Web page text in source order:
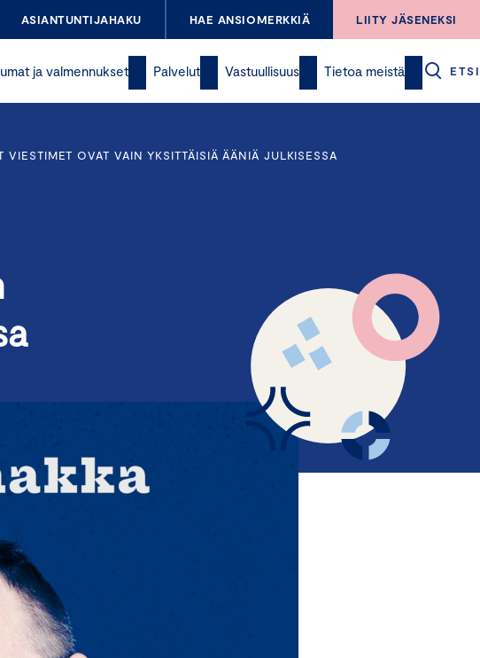
ASIANTUNTIJAHAKU HAE ANSIOMERKKIÄ LIITY JÄSENEKSI
ja valmennukset Palvelut Vastuullisuus Tietoa meistä ETSI
VIESTIMET OVAT VAIN YKSITTÄISIÄ ÄÄNIÄ JULKISESSA